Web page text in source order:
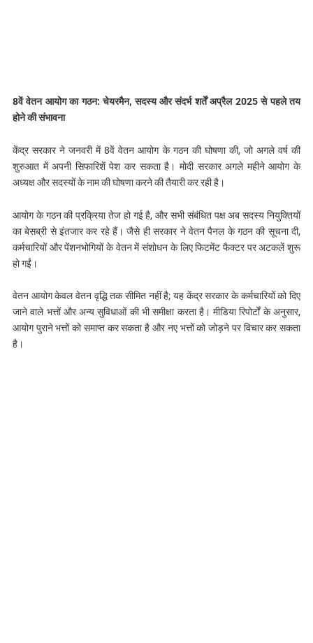
8वें वेतन आयोग का गठन: चेयरमैन, सदस्‍य और संदर्भ शर्तें अप्रैल 2025 से पहले तय
होने की संभावना
केंद्र सरकार ने जनवरी में 8वें वेतन आयोग के गठन की घोषणा की, जो अगले वर्ष की
शुरुआत में अपनी सिफारिशें पेश कर सकता है। मोदी सरकार अगले महीने आयोग के
अध्यक्ष और सदस्यों के नाम की घोषणा करने की तैयारी कर रही है।
आयोग के गठन की प्रक्रिया तेज हो गई है, और सभी संबंधित पक्ष अब सदस्य नियुक्तियों
का बेसब्री से इंतजार कर रहे हैं। जैसे ही सरकार ने वेतन पैनल के गठन की सूचना दी,
कर्मचारियों और पेंशनभोगियों के वेतन में संशोधन के लिए फिटमेंट फैक्टर पर अटकलें शुरू
हो गईं।
वेतन आयोग केवल वेतन वृद्धि तक सीमित नहीं है; यह केंद्र सरकार के कर्मचारियों को दिए
जाने वाले भत्तों और अन्य सुविधाओं की भी समीक्षा करता है। मीडिया रिपोर्टों के अनुसार,
आयोग पुराने भत्तों को समाप्त कर सकता है और नए भत्तों को जोड़ने पर विचार कर सकता
है।